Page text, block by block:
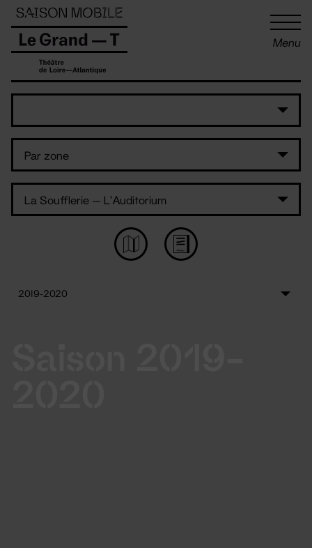
Menu
Panneau de gestion des cookies